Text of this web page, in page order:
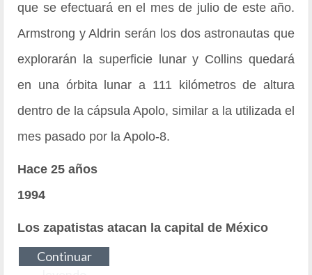
que se efectuará en el mes de julio de este año.
Armstrong y Aldrin serán los dos astronautas que
explorarán la superficie lunar y Collins quedará
en una órbita lunar a 111 kilómetros de altura
dentro de la cápsula Apolo, similar a la utilizada el
mes pasado por la Apolo-8.
Hace 25 años
1994
Los zapatistas atacan la capital de México
Continuar